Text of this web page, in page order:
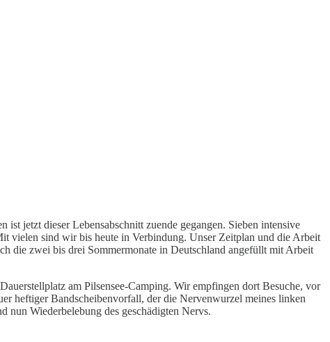
ist jetzt dieser Lebensabschnitt zuende gegangen. Sieben intensive
vielen sind wir bis heute in Verbindung. Unser Zeitplan und die Arbeit
die zwei bis drei Sommermonate in Deutschland angefüllt mit Arbeit
am Pilsensee-Camping. Wir empfingen dort Besuche, vor
heftiger Bandscheibenvorfall, der die Nervenwurzel meines linken
nun Wiederbelebung des geschädigten Nervs.